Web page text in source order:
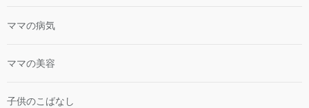
ママの病気
ママの美容
子供のこばなし